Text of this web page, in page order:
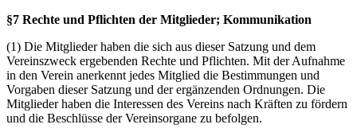
§7 Rechte und Pflichten der Mitglieder; Kommunikation
(1) Die Mitglieder haben die sich aus dieser Satzung und dem
Vereinszweck ergebenden Rechte und Pflichten. Mit der Aufnahme
in den Verein anerkennt jedes Mitglied die Bestimmungen und
Vorgaben dieser Satzung und der ergänzenden Ordnungen. Die
Mitglieder haben die Interessen des Vereins nach Kräften zu fördern
und die Beschlüsse der Vereinsorgane zu befolgen.